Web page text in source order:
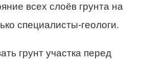
всех слоёв грунта на
специалисты-геологи.